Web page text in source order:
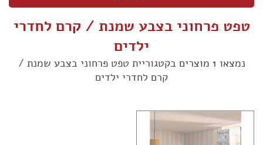
(1)
טפט פרחוני בצבע שמנת / קרם לחדרי
ילדים
נמצאו 1 מוצרים בקטגוריית טפט פרחוני בצבע שמנת /
קרם לחדרי ילדים
התאמה לכבדי ראיה
Aא Aא Aא